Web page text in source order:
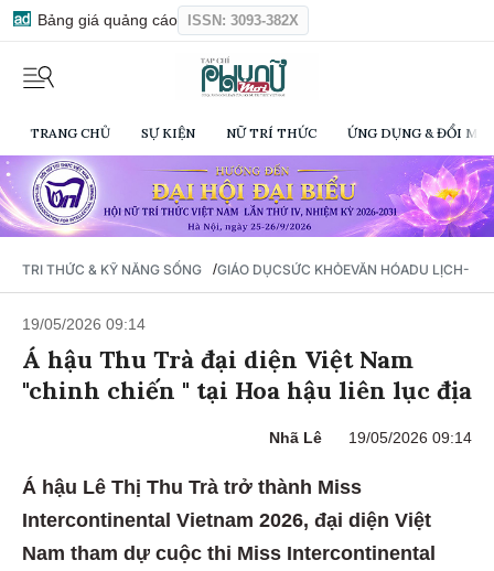
Bảng giá quảng cáo ISSN: 3093-382X
TRANG CHỦ SỰ KIỆN NỮ TRÍ THỨC ỨNG DỤNG & ĐỔI
TRI THỨC & KỸ NĂNG SỐNG /GIÁO DỤCSỨC KHỎEVĂN HÓADU LỊCH-
19/05/2026 09:14
Á hậu Thu Trà đại diện Việt Nam
"chinh chiến " tại Hoa hậu liên lục địa
Nhã Lê 19/05/2026 09:14
Á hậu Lê Thị Thu Trà trở thành Miss
Intercontinental Vietnam 2026, đại diện Việt
Nam tham dự cuộc thi Miss Intercontinental